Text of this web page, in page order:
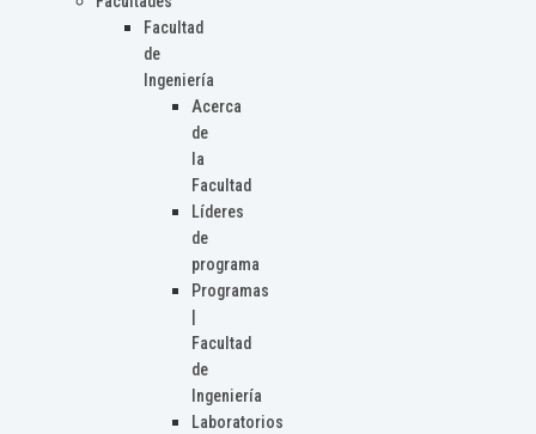
Facultad
de
Ingeniería
Acerca
de
la
Facultad
Líderes
de
programa
Programas
Facultad
de
Ingeniería
Laboratorios